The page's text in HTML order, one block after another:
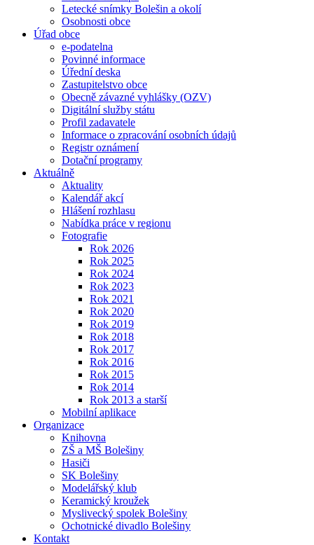
Letecké snímky Bolešin a okolí
Osobnosti obce
Úřad obce
e-podatelna
Povinné informace
Úřední deska
Zastupitelstvo obce
Obecně závazné vyhlášky (OZV)
Digitální služby státu
Profil zadavatele
Informace o zpracování osobních údajů
Registr oznámení
Dotační programy
Aktuálně
Aktuality
Kalendář akcí
Hlášení rozhlasu
Nabídka práce v regionu
Fotografie
Rok 2026
Rok 2025
Rok 2024
Rok 2023
Rok 2021
Rok 2020
Rok 2019
Rok 2018
Rok 2017
Rok 2016
Rok 2015
Rok 2014
Rok 2013 a starší
Mobilní aplikace
Organizace
Knihovna
ZŠ a MŠ Bolešiny
Hasiči
SK Bolešiny
Modelářský klub
Keramický kroužek
Myslivecký spolek Bolešiny
Ochotnické divadlo Bolešiny
Kontakt